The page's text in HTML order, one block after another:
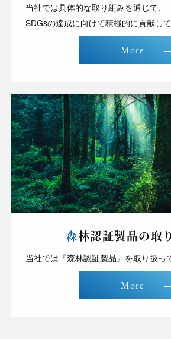
当社では具体的な取り組みを通じて、
SDGsの達成に向けて積極的に貢献して
More
森林認証製品の取
当社では『森林認証製品』を取り扱っ
More